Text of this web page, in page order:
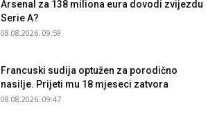
Arsenal za 138 miliona eura dovodi zvijezdu
Serie A?
08.08.2026. 09:59
Francuski sudija optužen za porodično
nasilje. Prijeti mu 18 mjeseci zatvora
08.08.2026. 09:47